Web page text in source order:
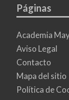
Páginas
Academia
Aviso Legal
Contacto
Mapa del sitio
Política de